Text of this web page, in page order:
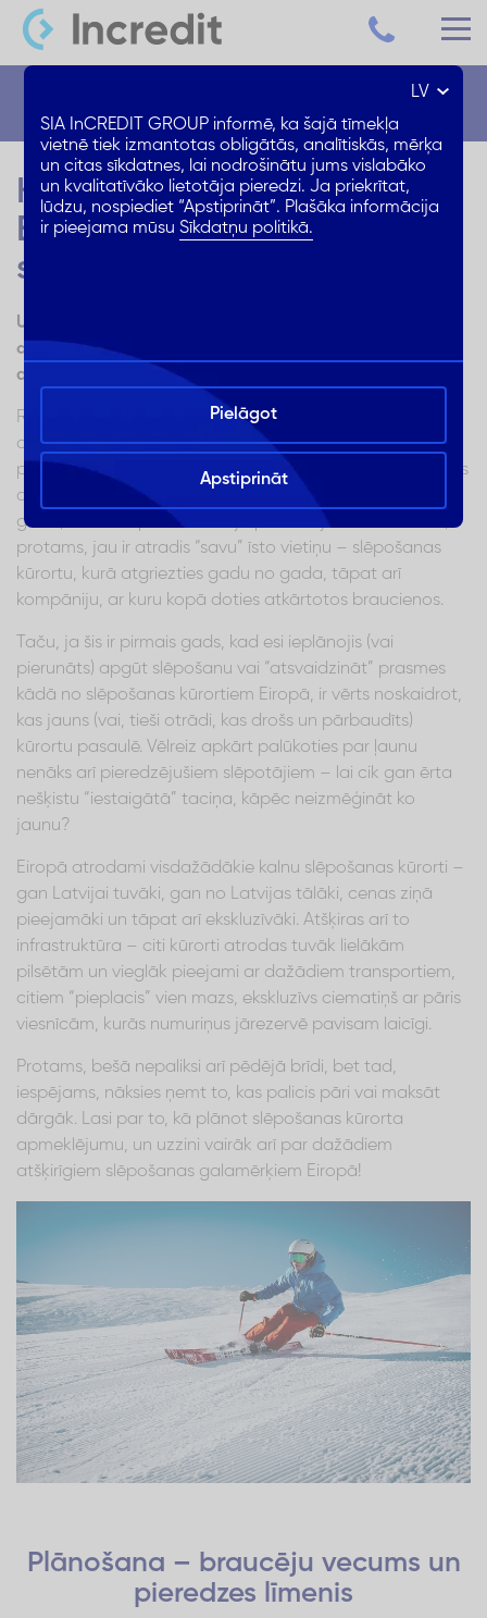
Kalnu slēpošanas kūrorti
Eiropā. Uz kurieni doties
slēpot no Rīgas?
Uz kuriem kalnu slēpošanas kūrortiem Eiropā ir vērts
doties šoziem, lai izbaudītu ziemas priekus? Izvēlies
atbilstoši vajadzībām un rocībai!
Reti kura vaļasprieka piekritēji ir tik kaislīgi par savu
aizraušanos kā slēpotāji. Sezonai sākoties, slēpotāju
pēdas sāk “niezēt”, un WhatsApp aplikācijā tiek meklētas
atbilstošo domubiedru grupu sarakstes no pagājušā
gada, lai sāktu plānot kārtējo piedzīvojumu. Dažs labs,
protams, jau ir atradis “savu” īsto vietiņu – slēpošanas
kūrortu, kurā atgriezties gadu no gada, tāpat arī
kompāniju, ar kuru kopā doties atkārtotos braucienos.
Taču, ja šis ir pirmais gads, kad esi ieplānojis (vai
pierunāts) apgūt slēpošanu vai “atsvaidzināt” prasmes
kādā no slēpošanas kūrortiem Eiropā, ir vērts noskaidrot,
kas jauns (vai, tieši otrādi, kas drošs un pārbaudīts)
kūrortu pasaulē. Vēlreiz apkārt palūkoties par ļaunu
nenāks arī pieredzējušiem slēpotājiem – lai cik gan ērta
nešķistu “iestaigātā” taciņa, kāpēc neizmēģināt ko
jaunu?
Eiropā atrodami visdažādākie kalnu slēpošanas kūrorti –
gan Latvijai tuvāki, gan no Latvijas tālāki, cenas ziņā
pieejamāki un tāpat arī ekskluzīvāki. Atšķiras arī to
infrastruktūra – citi kūrorti atrodas tuvāk lielākām
pilsētām un vieglāk pieejami ar dažādiem transportiem,
citiem “pieplacis” vien mazs, ekskluzīvs ciematiņš ar pāris
viesnīcām, kurās numuriņus jārezervē pavisam laicīgi.
Protams, bešā nepaliksi arī pēdējā brīdi, bet tad,
iespējams, nāksies ņemt to, kas palicis pāri vai maksāt
dārgāk. Lasi par to, kā plānot slēpošanas kūrorta
apmeklējumu, un uzzini vairāk arī par dažādiem
atšķirīgiem slēpošanas galamērķiem Eiropā!
Plānošana – braucēju vecums un
pieredzes līmenis
LV
SIA InCREDIT GROUP informē, ka šajā tīmekļa
vietnē tiek izmantotas obligātās, analītiskās, mērķa
un citas sīkdatnes, lai nodrošinātu jums vislabāko
un kvalitatīvāko lietotāja pieredzi. Ja priekrītat,
lūdzu, nospiediet “Apstiprināt”. Plašāka informācija
ir pieejama mūsuSīkdatņu politikā.
Pielāgot
Apstiprināt